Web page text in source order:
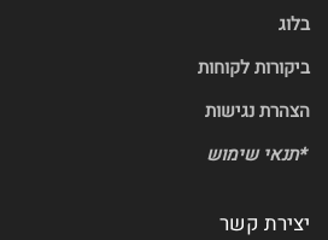
בלוג
ביקורות לקוחות
הצהרת נגישות
*תנאי שימוש
יצירת קשר